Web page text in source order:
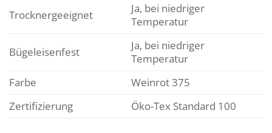
Trocknergeeignet
Ja, bei niedriger
Temperatur
Bügeleisenfest
Ja, bei niedriger
Temperatur
Farbe
Weinrot 375
Zertifizierung
Öko-Tex Standard 100